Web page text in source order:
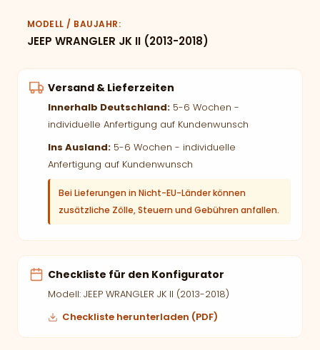
MODELL / BAUJAHR
JEEP WRANGLER JK II (2013-2018)
Versand & Lieferzeiten
Innerhalb Deutschland: 5-6 Wochen -
individuelle Anfertigung auf Kundenwunsch
Ins Ausland: 5-6 Wochen - individuelle
Anfertigung auf Kundenwunsch
Bei Lieferungen in Nicht-EU-Länder können
zusätzliche Zölle, Steuern und Gebühren anfallen.
Checkliste für den Konfigurator
Modell: JEEP WRANGLER JK II (2013-2018)
Checkliste herunterladen (PDF)